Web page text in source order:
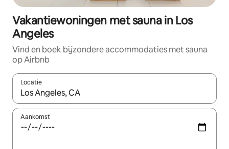
Vakantiewoningen met sauna in Los
Angeles
Vind en boek bijzondere accommodaties met sauna
op Airbnb
Locatie
Wanneer er resultaten beschikbaar zijn, maak je een keuze
Aankomst